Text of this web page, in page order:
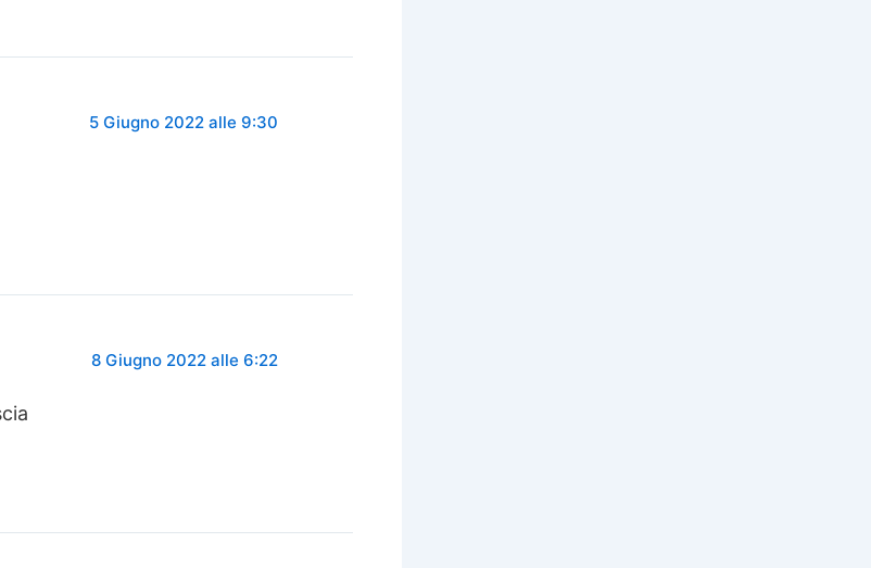
5 Giugno 2022 alle 9:30
8 Giugno 2022 alle 6:22